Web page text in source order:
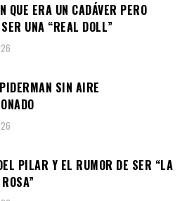
QUE ERA UN CADÁVER PERO
UNA “REAL DOLL”
SIN AIRE
PILAR Y EL RUMOR DE SER “LA